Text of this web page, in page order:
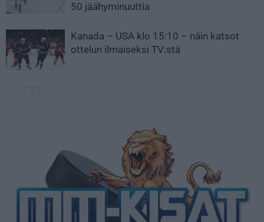
50 jäähyminuuttia
Kanada – USA klo 15:10 – näin katsot
ottelun ilmaiseksi TV:stä